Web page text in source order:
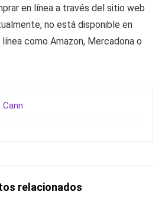
en línea a través del sitio web
no está disponible en
como Amazon, Mercadona o
Cann
relacionados